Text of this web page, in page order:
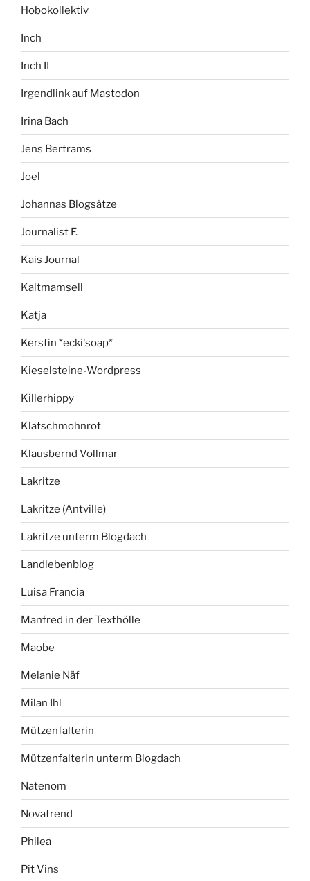
Hobokollektiv
Inch
Inch II
Irgendlink auf Mastodon
Irina Bach
Jens Bertrams
Joel
Johannas Blogsätze
Journalist F.
Kais Journal
Kaltmamsell
Katja
Kerstin *ecki'soap*
Kieselsteine-Wordpress
Killerhippy
Klatschmohnrot
Klausbernd Vollmar
Lakritze
Lakritze (Antville)
Lakritze unterm Blogdach
Landlebenblog
Luisa Francia
Manfred in der Texthölle
Maobe
Melanie Näf
Milan Ihl
Mützenfalterin
Mützenfalterin unterm Blogdach
Natenom
Novatrend
Philea
Pit Vins